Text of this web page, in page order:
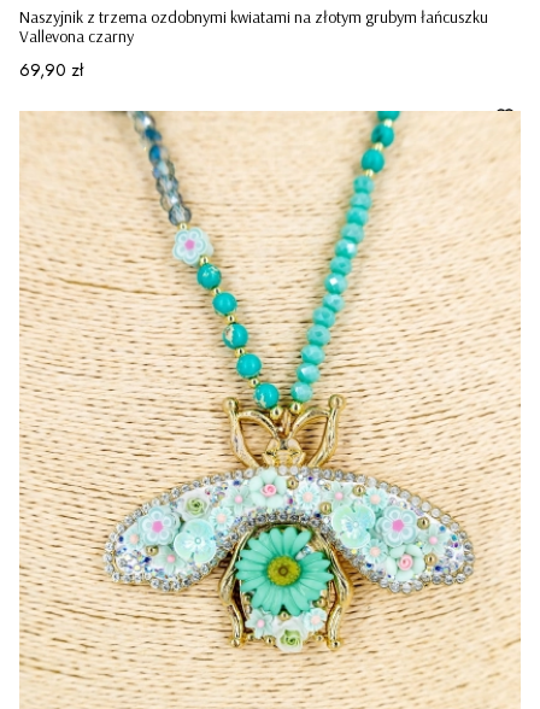
Naszyjnik z trzema ozdobnymi kwiatami na złotym grubym łańcuszku
Vallevona czarny
Cena
69,90 zł